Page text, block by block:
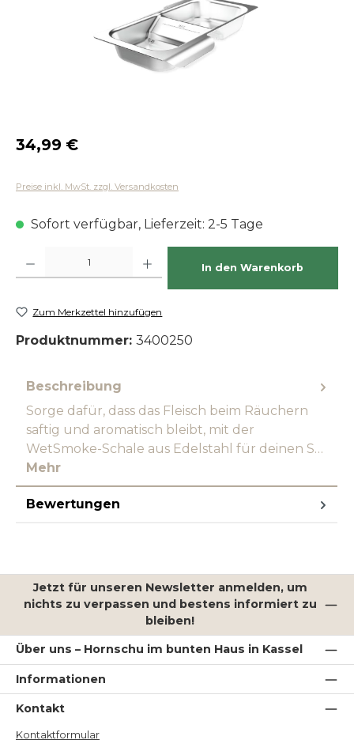
Regulärer Preis:
34,99 €
Preise inkl. MwSt. zzgl. Versandkosten
Sofort verfügbar, Lieferzeit: 2-5 Tage
In den Warenkorb
Zum Merkzettel hinzufügen
Produktnummer: 3400250
Beschreibung
Sorge dafür, dass das Fleisch beim Räuchern
saftig und aromatisch bleibt, mit der
WetSmoke-Schale aus Edelstahl für deinen S…
Mehr
Bewertungen
Jetzt für unseren Newsletter anmelden, um
nichts zu verpassen und bestens informiert zu
bleiben!
Über uns – Hornschu im bunten Haus in Kassel
Informationen
Kontakt
Kontaktformular